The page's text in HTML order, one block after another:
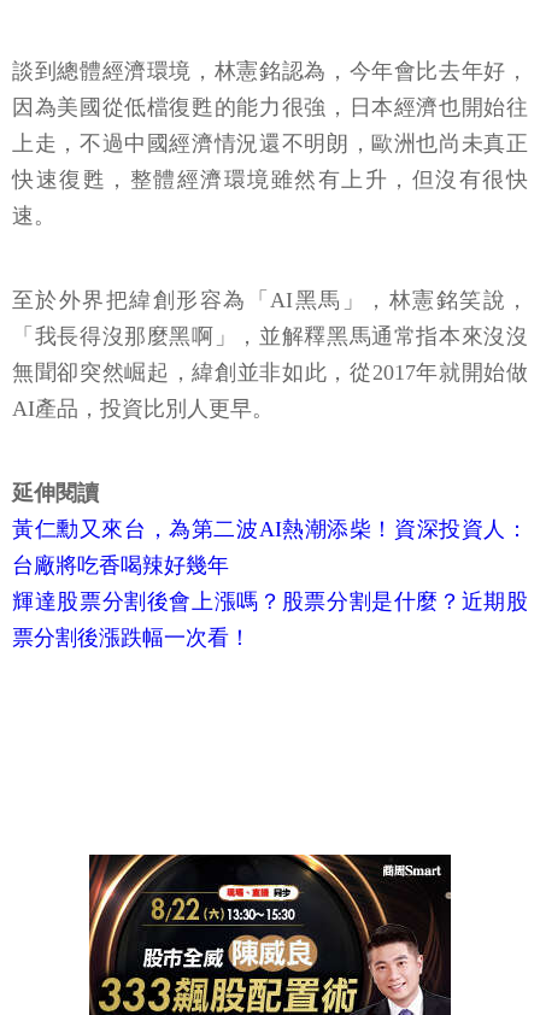
談到總體經濟環境，林憲銘認為，今年會比去年好，
因為美國從低檔復甦的能力很強，日本經濟也開始往
上走，不過中國經濟情況還不明朗，歐洲也尚未真正
快速復甦，整體經濟環境雖然有上升，但沒有很快
速。
至於外界把緯創形容為「AI黑馬」，林憲銘笑說，
「我長得沒那麼黑啊」，並解釋黑馬通常指本來沒沒
無聞卻突然崛起，緯創並非如此，從2017年就開始做
AI產品，投資比別人更早。
延伸閱讀
黃仁勳又來台，為第二波AI熱潮添柴！資深投資人：
台廠將吃香喝辣好幾年
輝達股票分割後會上漲嗎？股票分割是什麼？近期股
票分割後漲跌幅一次看！